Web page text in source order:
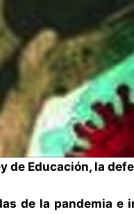
de Educación, la
de la pandemia e